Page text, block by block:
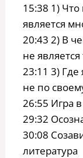
15:38 1)
является
20:43 2) В
не является
23:11 3) Где
не по
26:55 Игра
29:32
30:08
литература